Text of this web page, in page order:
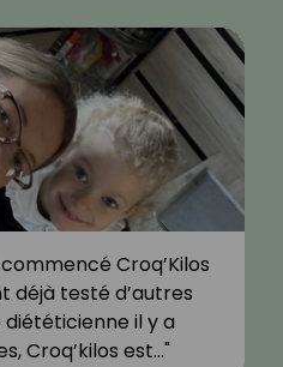
commencé Croq’Kilos
déjà testé d’autres
diététicienne il y a
Croq’kilos est…"